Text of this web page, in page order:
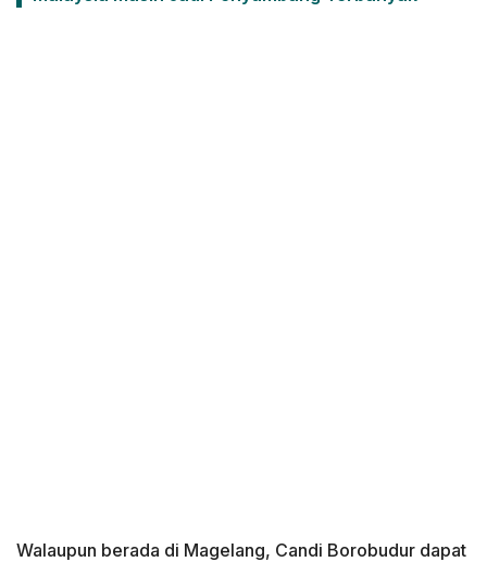
Walaupun berada di Magelang, Candi Borobudur dapat